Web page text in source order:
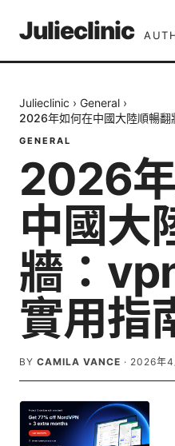
Julieclinic
Julieclinic › General ›
2026年如何在中國大陸順暢
GENERAL
2026
中國大
牆：
實用指
BY CAMILA VANCE · 2026年4